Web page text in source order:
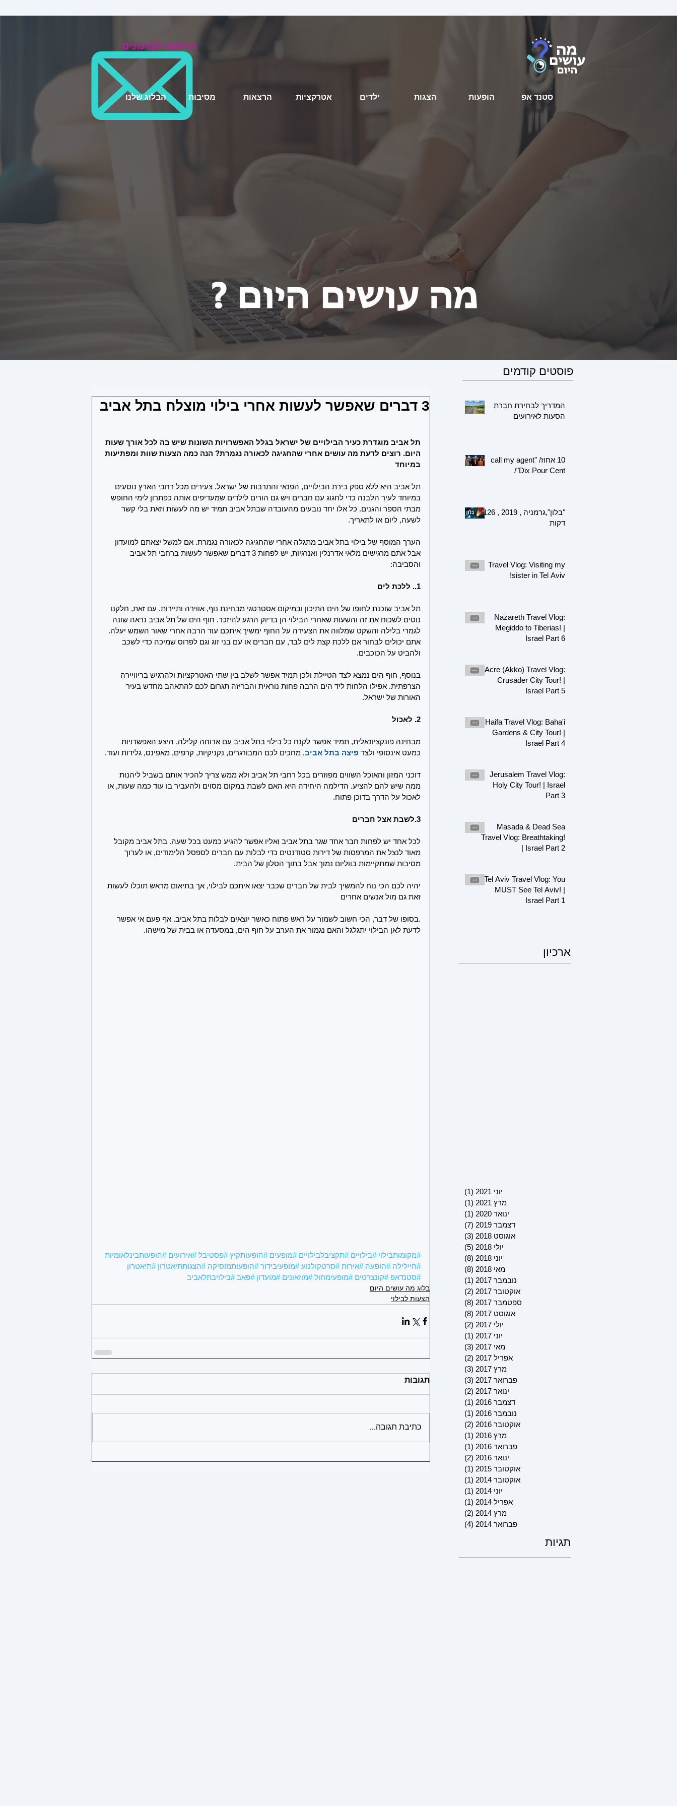
הרשמו לעדכונים
סטנד אפ הופעות הצגות ילדים אטרקציות הרצאות מסיבות הבלוג שלנו
פוסטים קודמים
3 דברים שאפשר לעשות אחרי בילוי מוצלח בתל אביב
תל אביב מוגדרת כעיר הבילויים של ישראל בגלל האפשרויות השונות שיש בה לכל אורך שעות
היום. רוצים לדעת מה עושים אחרי שהחגיגה לכאורה נגמרת? הנה כמה הצעות שוות ומפתיעות
במיוחד
תל אביב היא ללא ספק בירת הבילויים, הפנאי והתרבות של ישראל. צעירים מכל רחבי הארץ נוסעים
במיוחד לעיר הלבנה כדי לחגוג עם חברים ויש גם הורים לילדים שמעדיפים אותה כפתרון לימי החופש
מבתי הספר והגנים. כל אלו יחד נובעים מהעובדה שבתל אביב תמיד יש מה לעשות וזאת בלי קשר
לשעה, ליום או לתאריך.
הערך המוסף של בילוי בתל אביב מתגלה אחרי שהחגיגה לכאורה נגמרת. אם למשל יצאתם למועדון
אבל אתם מרגישים מלאי אדרנלין ואנרגיות, יש לפחות 3 דברים שאפשר לעשות ברחבי תל אביב
והסביבה:
1.. ללכת לים
תל אביב שוכנת לחופו של הים התיכון ובמיקום אסטרטגי מבחינת נוף, אווירה ותיירות. עם זאת, חלקנו
נוטים לשכוח את זה והשעות שאחרי הבילוי הן בדיוק הרגע להיזכר. חוף הים של תל אביב נראה שונה
לגמרי בלילה והשקט שמלווה את הצעידה על החוף ימשיך איתכם עוד הרבה אחרי שאור השמש יעלה.
אתם יכולים לבחור אם ללכת קצת לים לבד, עם חברים או עם בני זוג וגם לפרוס שמיכה כדי לשכב
ולהביט על הכוכבים.
בנוסף, חוף הים נמצא לצד הטיילת ולכן תמיד אפשר לשלב בין שתי האטרקציות ולהרגיש בריוויירה
הצרפתית. אפילו הלחות ליד הים הרבה פחות נוראית והבריזה תגרום לכם להתאהב מחדש בעיר
האורות של ישראל.
2. לאכול
מבחינה פונקציונאלית, תמיד אפשר לקנח כל בילוי בתל אביב עם ארוחה קלילה. היצע האפשרויות
כמעט אינסופי ולצד פיצה בתל אביב, מחכים לכם המבורגרים, נקניקיות, קרפים, מאפינס, גלידות ועוד.
דוכני המזון והאוכל השווים מפוזרים בכל רחבי תל אביב ולא ממש צריך להכיר אותם בשביל ליהנות
ממה שיש להם להציע. הדילמה היחידה היא האם לשבת במקום מסוים ולהעביר בו עוד כמה שעות, או
לאכול על הדרך בדוכן פתוח.
3.לשבת אצל חברים
לכל אחד יש לפחות חבר אחד שגר בתל אביב ואליו אפשר להגיע כמעט בכל שעה. בתל אביב מקובל
מאוד לנצל את המרפסות של דירות סטודנטים כדי לבלות עם חברים לספסל הלימודים, או לערוך
מסיבות שמתקיימות בווליום נמוך אבל בתוך הסלון של הבית.
יהיה לכם הכי נוח להמשיך לבית של חברים שכבר יצאו איתכם לבילוי, אך בתיאום מראש תוכלו לעשות
זאת גם מול אנשים אחרים
.בסופו של דבר, הכי חשוב לשמור על ראש פתוח כאשר יוצאים לבלות בתל אביב. אף פעם אי אפשר
לדעת לאן הבילוי יתגלגל והאם נגמור את הערב על חוף הים, במסעדה או בבית של מישהו.
#מקומותבילוי #בילויים #תקציבלבילויים #מופעים #הופעותקיץ #פסטיבל #אירועים #הופעותבינלאומיות
#חיילילה #הופעה #אירוח #סרטקולנוע #מופעיבידור #הופעותמוסיקה #הצגותתיאטרון #תיאטרון
#סטנדאפ #קונצרטים #מופעימחול #מוזאונים #מועדון #פאב #בילויבתלאביב
בלוג מה עושים היום
הצעות לבילוי
תגובות
כתיבת תגובה...
המדריך לבחירת חברת
הסעות לאירועים
10 אחוז/ "call my agent
/"Dix Pour Cent
"בלון",גרמניה , 2019 , 126
דקות
Travel Vlog: Visiting my
sister in Tel Aviv!
Nazareth Travel Vlog:
Megiddo to Tiberias! |
Israel Part 6
Acre (Akko) Travel Vlog:
Crusader City Tour! |
Israel Part 5
Haifa Travel Vlog: Baha'i
Gardens & City Tour! |
Israel Part 4
Jerusalem Travel Vlog:
Holy City Tour! | Israel
Part 3
Masada & Dead Sea
Travel Vlog: Breathtaking!
| Israel Part 2
Tel Aviv Travel Vlog: You
MUST See Tel Aviv! |
Israel Part 1
ארכיון
יוני 2021 (1)
מרץ 2021
(1)
ינואר 2020
(1)
דצמבר 2019
(7)
אוגוסט 2018
(3)
יולי 2018
(5)
יוני 2018
(8)
מאי 2018
(8)
נובמבר 2017
(1)
אוקטובר 2017
(2)
ספטמבר 2017
(8)
אוגוסט 2017
(8)
יולי 2017
(2)
יוני 2017
(1)
מאי 2017
(3)
אפריל 2017
(2)
מרץ 2017
(3)
פברואר 2017
(3)
ינואר 2017
(2)
דצמבר 2016
(1)
נובמבר 2016
(1)
אוקטובר 2016
(2)
מרץ 2016
(1)
פברואר 2016
(1)
ינואר 2016
(2)
אוקטובר 2015
(1)
אוקטובר 2014
(1)
יוני 2014
(1)
אפריל 2014
(1)
מרץ 2014
(2)
פברואר 2014
(4)
תגיות